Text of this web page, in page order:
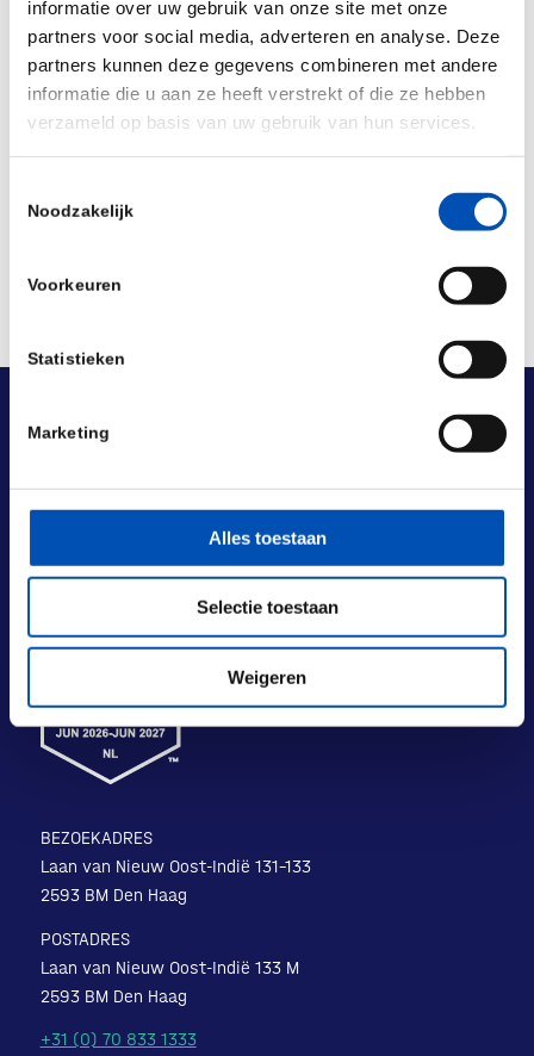
informatie over uw gebruik van onze site met onze
partners voor social media, adverteren en analyse. Deze
partners kunnen deze gegevens combineren met andere
informatie die u aan ze heeft verstrekt of die ze hebben
verzameld op basis van uw gebruik van hun services.
Noodzakelijk
Voorkeuren
Statistieken
Marketing
Alles toestaan
Selectie toestaan
Weigeren
BEZOEKADRES
Laan van Nieuw Oost-Indië 131-133
2593 BM Den Haag
POSTADRES
Laan van Nieuw Oost-Indië 133 M
2593 BM Den Haag
+31 (0) 70 833 1333